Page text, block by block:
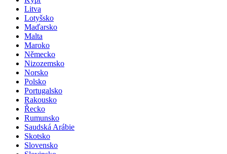
Litva
Lotyšsko
Maďarsko
Malta
Maroko
Německo
Nizozemsko
Norsko
Polsko
Portugalsko
Rakousko
Řecko
Rumunsko
Saudská Arábie
Skotsko
Slovensko